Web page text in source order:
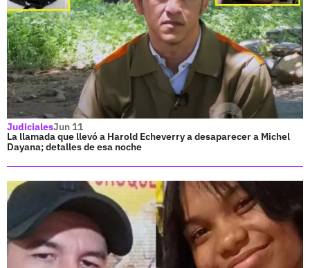
JudicialesJun 11
La llamada que llevó a Harold Echeverry a desaparecer a Michel
Dayana; detalles de esa noche